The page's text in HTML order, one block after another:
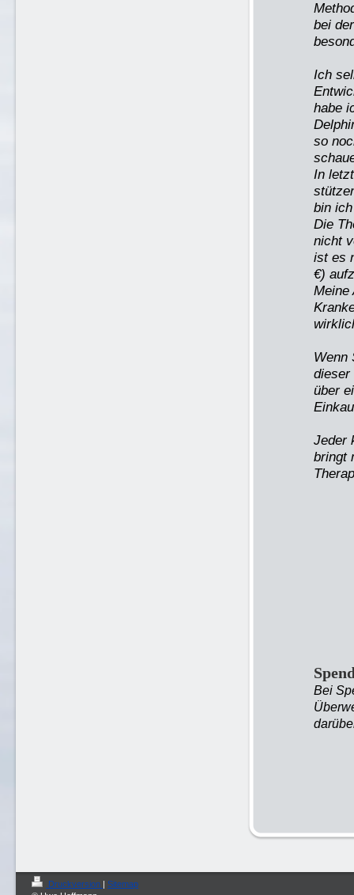
bei
Ich
habe
so
In
bin
Die
nicht
ist es
€)
Meine
Wenn
dieser
über
Jeder
bringt
Bei
Druckversion | Sitemap